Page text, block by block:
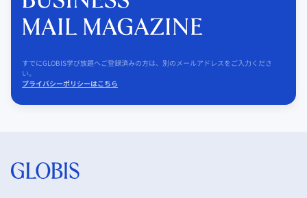
すでにGLOBIS学び放題へご登録済みの方は、別のメールアドレスをご入力くださ
い。
プライバシーポリシーはこちら